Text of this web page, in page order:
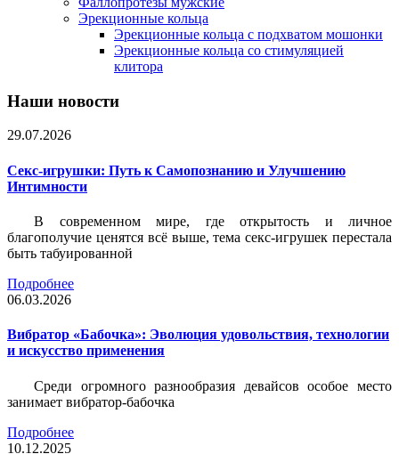
Эрекционные кольца
Эрекционные кольца с подхватом мошонки
Эрекционные кольца со стимуляцией
клитора
Наши новости
29.07.2026
Секс-игрушки: Путь к Самопознанию и Улучшению
Интимности
В современном мире, где открытость и личное
благополучие ценятся всё выше, тема секс-игрушек перестала
быть табуированной
Подробнее
06.03.2026
Вибратор «Бабочка»: Эволюция удовольствия, технологии
и искусство применения
Среди огромного разнообразия девайсов особое место
занимает вибратор-бабочка
Подробнее
10.12.2025